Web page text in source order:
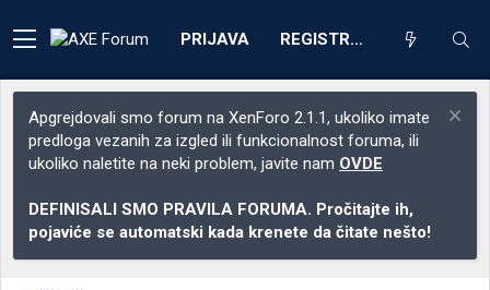
PRIJAVA REGISTRACIJA
Apgrejdovali smo forum na XenForo 2.1.1, ukoliko imate
predloga vezanih za izgled ili funkcionalnost foruma, ili
ukoliko naletite na neki problem, javite nam OVDE
DEFINISALI SMO PRAVILA FORUMA. Pročitajte ih,
pojaviće se automatski kada krenete da čitate nešto!